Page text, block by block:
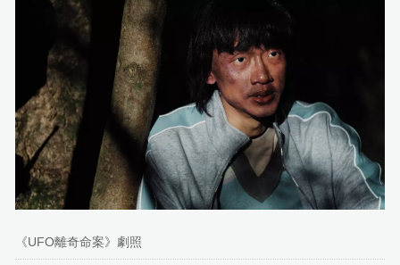
《UFO離奇命案》劇照